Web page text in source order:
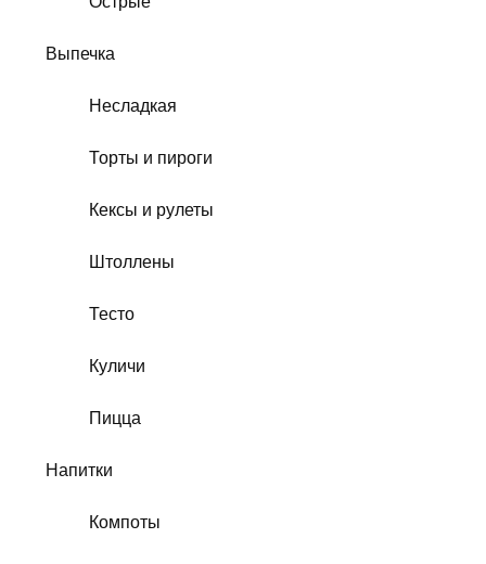
Выпечка
Несладкая
Торты и пироги
Кексы и рулеты
Штоллены
Тесто
Куличи
Пицца
Напитки
Компоты